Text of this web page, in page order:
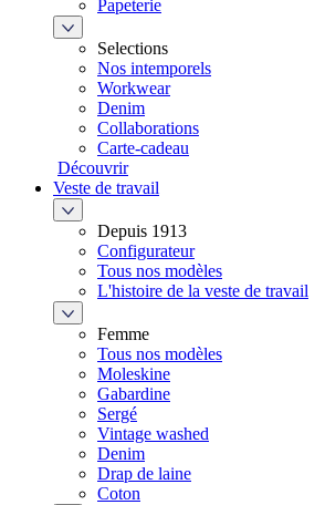
Papeterie
Selections
Nos intemporels
Workwear
Denim
Collaborations
Carte-cadeau
Découvrir
Veste de travail
Depuis 1913
Configurateur
Tous nos modèles
L'histoire de la veste de travail
Femme
Tous nos modèles
Moleskine
Gabardine
Sergé
Vintage washed
Denim
Drap de laine
Coton